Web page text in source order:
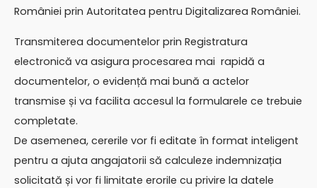
României prin Autoritatea pentru Digitalizarea României.
Transmiterea documentelor prin Registratura
electronică va asigura procesarea mai rapidă a
documentelor, o evidență mai bună a actelor
transmise și va facilita accesul la formularele ce trebuie
completate.
De asemenea, cererile vor fi editate în format inteligent
pentru a ajuta angajatorii să calculeze indemnizația
solicitată și vor fi limitate erorile cu privire la datele